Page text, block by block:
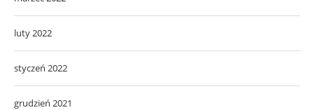
luty 2022
styczeń 2022
grudzień 2021